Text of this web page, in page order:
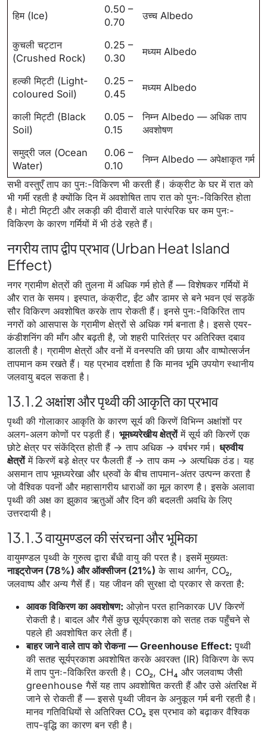
हिम (Ice)
0.50 –
0.70
उच्च Albedo
कुचली चट्टान
(Crushed Rock)
0.25 –
0.30
मध्यम Albedo
हल्की मिट्टी (Light-
coloured Soil)
0.25 –
0.45
मध्यम Albedo
काली मिट्टी (Black
Soil)
0.05 –
0.15
निम्न Albedo — अधिक ताप
अवशोषण
समुद्री जल (Ocean
Water)
0.06 –
0.10
निम्न Albedo — अपेक्षाकृत गर्म
सभी वस्तुएँ ताप का पुनः-विकिरण भी करती हैं। कंक्रीट के घर में रात को
भी गर्मी रहती है क्योंकि दिन में अवशोषित ताप रात को पुनः-विकिरित होता
है। मोटी मिट्टी और लकड़ी की दीवारों वाले पारंपरिक घर कम पुनः-
विकिरण के कारण गर्मियों में भी ठंडे रहते हैं।
नगरीय ताप द्वीप प्रभाव (Urban Heat Island
Effect)
नगर ग्रामीण क्षेत्रों की तुलना में अधिक गर्म होते हैं — विशेषकर गर्मियों में
और रात के समय। इस्पात, कंक्रीट, ईंट और डामर से बने भवन एवं सड़कें
सौर विकिरण अवशोषित करके ताप रोकती हैं। इनसे पुनः-विकिरित ताप
नगरों को आसपास के ग्रामीण क्षेत्रों से अधिक गर्म बनाता है। इससे एयर-
कंडीशनिंग की माँग और बढ़ती है, जो शहरी पारितंत्र पर अतिरिक्त दबाव
डालती है। ग्रामीण क्षेत्रों और वनों में वनस्पति की छाया और वाष्पोत्सर्जन
तापमान कम रखते हैं। यह प्रभाव दर्शाता है कि मानव भूमि उपयोग स्थानीय
जलवायु बदल सकता है।
13.1.2 अक्षांश और पृथ्वी की आकृति का प्रभाव
पृथ्वी की गोलाकार आकृति के कारण सूर्य की किरणें विभिन्न अक्षांशों पर
अलग-अलग कोणों पर पड़ती हैं। भूमध्यरेखीय क्षेत्रोंमें सूर्य की किरणें एक
छोटे क्षेत्र पर संकेंद्रित होती हैं → ताप अधिक → वर्षभर गर्म। ध्रुवीय
क्षेत्रोंमें किरणें बड़े क्षेत्र पर फैलती हैं → ताप कम → अत्यधिक ठंड। यह
असमान ताप भूमध्यरेखा और ध्रुवों के बीच तापमान-अंतर उत्पन्न करता है
जो वैश्विक पवनों और महासागरीय धाराओं का मूल कारण है। इसके अलावा
पृथ्वी की अक्ष का झुकाव ऋतुओं और दिन की बदलती अवधि के लिए
उत्तरदायी है।
13.1.3 वायुमण्डल की संरचना और भूमिका
वायुमण्डल पृथ्वी के गुरुत्व द्वारा बँधी वायु की परत है। इसमें मुख्यतः
नाइट्रोजन (78%) और ऑक्सीजन (21%) के साथ आर्गन, CO₂,
जलवाष्प और अन्य गैसें हैं। यह जीवन की सुरक्षा दो प्रकार से करता है:
आवक विकिरण का अवशोषण: ओज़ोन परत हानिकारक UV किरणें
रोकती है। बादल और गैसें कुछ सूर्यप्रकाश को सतह तक पहुँचने से
पहले ही अवशोषित कर लेती हैं।
बाहर जाने वाले ताप को रोकना — Greenhouse Effect: पृथ्वी
की सतह सूर्यप्रकाश अवशोषित करके अवरक्त (IR) विकिरण के रूप
में ताप पुनः-विकिरित करती है। CO₂, CH₄ और जलवाष्प जैसी
greenhouse गैसें यह ताप अवशोषित करती हैं और उसे अंतरिक्ष में
जाने से रोकती हैं — इससे पृथ्वी जीवन के अनुकूल गर्म बनी रहती है।
मानव गतिविधियों से अतिरिक्त CO₂ इस प्रभाव को बढ़ाकर वैश्विक
ताप-वृद्धि का कारण बन रही है।